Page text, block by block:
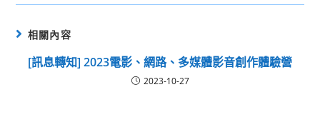
相關內容
[訊息轉知] 2023電影、網路、多媒體影音創作體驗營
2023-10-27